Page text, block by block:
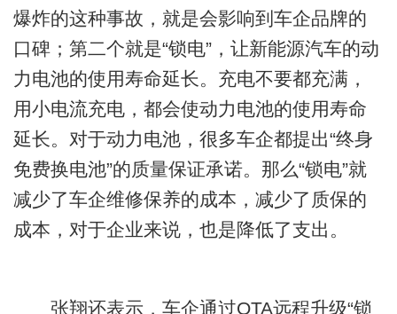
爆炸的这种事故，就是会影响到车企品牌的
口碑；第二个就是“锁电”，让新能源汽车的动
力电池的使用寿命延长。充电不要都充满，
用小电流充电，都会使动力电池的使用寿命
延长。对于动力电池，很多车企都提出“终身
免费换电池”的质量保证承诺。那么“锁电”就
减少了车企维修保养的成本，减少了质保的
成本，对于企业来说，也是降低了支出。
张翔还表示，车企通过OTA远程升级“锁